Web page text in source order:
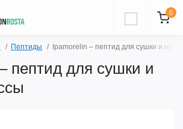
0
Пептиды Ipamorelin – пептид для сушки и
пептид для сушки и